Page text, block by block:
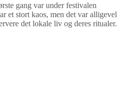
gang var under festivalen
et stort kaos, men det var alligevel
det lokale liv og deres ritualer.